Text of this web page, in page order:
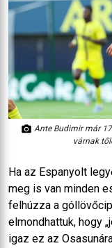
Ante Budimir már
várnak
Ha az Espanyolt
meg is van minden
felhúzza a
elmondhattuk, hogy
igaz ez az